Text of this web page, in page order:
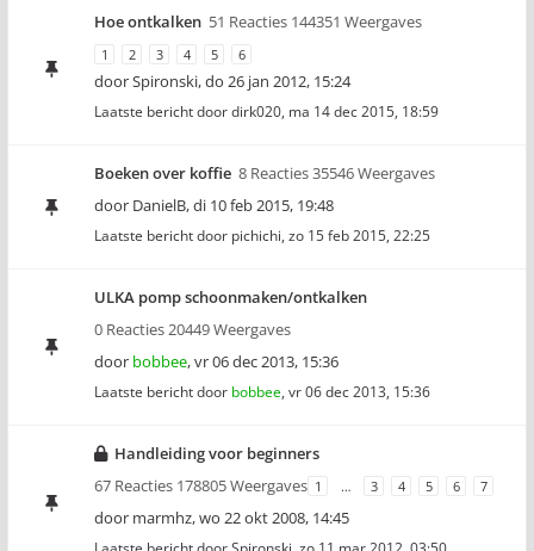
Hoe ontkalken 51 Reacties 144351 Weergaves
1 2 3 4 5 6
doorSpironski,do 26 jan 2012, 15:24
Laatste bericht doordirk020, ma 14 dec 2015, 18:59
Boeken over koffie 8 Reacties 35546 Weergaves
door DanielB,di 10 feb 2015, 19:48
Laatste bericht door pichichi, zo 15 feb 2015, 22:25
ULKA pomp schoonmaken/ontkalken
0 Reacties 20449 Weergaves
door bobbee,vr 06 dec 2013, 15:36
Laatste bericht door bobbee, vr 06 dec 2013, 15:36
Handleiding voor beginners
67 Reacties 178805 Weergaves 1 … 3 4 5 6 7
door marmhz,wo 22 okt 2008, 14:45